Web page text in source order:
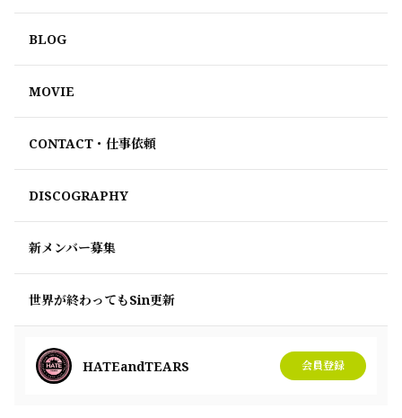
BLOG
MOVIE
CONTACT・仕事依頼
DISCOGRAPHY
新メンバー募集
世界が終わってもSin更新
HATEandTEARS 会員登録